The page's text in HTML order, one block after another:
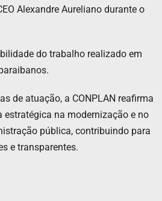
Alexandre Aureliano durante o
do trabalho realizado em
de atuação, a CONPLAN reafirma
estratégica na modernização e no
pública, contribuindo para
e transparentes.